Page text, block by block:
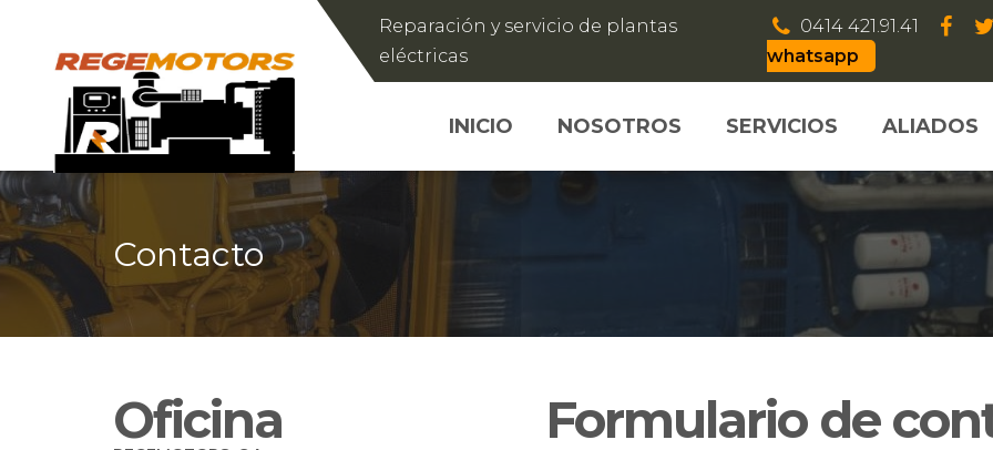
Reparación y servicio de plantas
eléctricas
0414 421.91.41
whatsapp
INICIO NOSOTROS SERVICIOS ALIADOS
Contacto
Oficina Formulario de